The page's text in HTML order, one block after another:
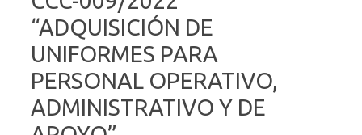
“ADQUISICIÓN DE
UNIFORMES PARA
PERSONAL OPERATIVO,
ADMINISTRATIVO Y DE